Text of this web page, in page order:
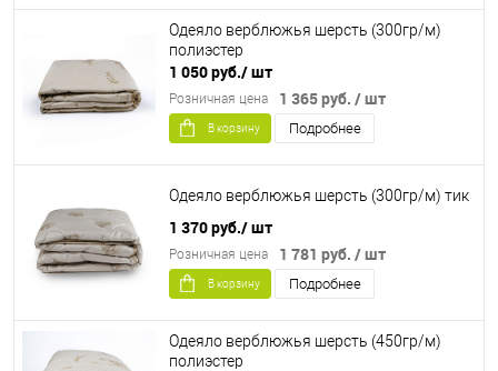
Одеяло верблюжья шерсть (300гр/м)
полиэстер
1 050 руб./ шт
1 365 руб. / шт
Розничная цена
В корзину Подробнее
Одеяло верблюжья шерсть (300гр/м) тик
1 370 руб./ шт
1 781 руб. / шт
Розничная цена
В корзину Подробнее
Одеяло верблюжья шерсть (450гр/м)
полиэстер